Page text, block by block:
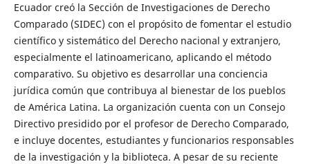
Ecuador creó la Sección de Investigaciones de Derecho
Comparado (SIDEC) con el propósito de fomentar el estudio
científico y sistemático del Derecho nacional y extranjero,
especialmente el latinoamericano, aplicando el método
comparativo. Su objetivo es desarrollar una conciencia
jurídica común que contribuya al bienestar de los pueblos
de América Latina. La organización cuenta con un Consejo
Directivo presidido por el profesor de Derecho Comparado,
e incluye docentes, estudiantes y funcionarios responsables
de la investigación y la biblioteca. A pesar de su reciente